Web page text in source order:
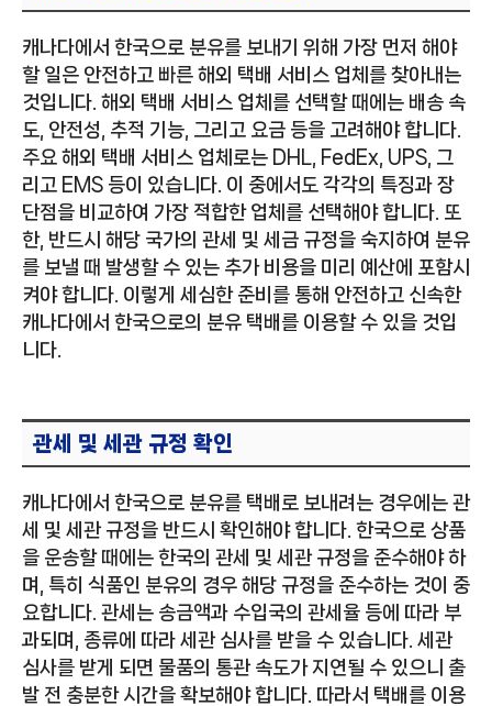
캐나다에서 한국으로 분유를 보내기 위해 가장 먼저 해야
할 일은 안전하고 빠른 해외 택배 서비스 업체를 찾아내는
것입니다. 해외 택배 서비스 업체를 선택할 때에는 배송 속
도, 안전성, 추적 기능, 그리고 요금 등을 고려해야 합니다.
주요 해외 택배 서비스 업체로는 DHL, FedEx, UPS, 그
리고 EMS 등이 있습니다. 이 중에서도 각각의 특징과 장
단점을 비교하여 가장 적합한 업체를 선택해야 합니다. 또
한, 반드시 해당 국가의 관세 및 세금 규정을 숙지하여 분유
를 보낼 때 발생할 수 있는 추가 비용을 미리 예산에 포함시
켜야 합니다. 이렇게 세심한 준비를 통해 안전하고 신속한
캐나다에서 한국으로의 분유 택배를 이용할 수 있을 것입
니다.
관세 및 세관 규정 확인
캐나다에서 한국으로 분유를 택배로 보내려는 경우에는 관
세 및 세관 규정을 반드시 확인해야 합니다. 한국으로 상품
을 운송할 때에는 한국의 관세 및 세관 규정을 준수해야 하
며, 특히 식품인 분유의 경우 해당 규정을 준수하는 것이 중
요합니다. 관세는 송금액과 수입국의 관세율 등에 따라 부
과되며, 종류에 따라 세관 심사를 받을 수 있습니다. 세관
심사를 받게 되면 물품의 통관 속도가 지연될 수 있으니 출
발 전 충분한 시간을 확보해야 합니다. 따라서 택배를 이용